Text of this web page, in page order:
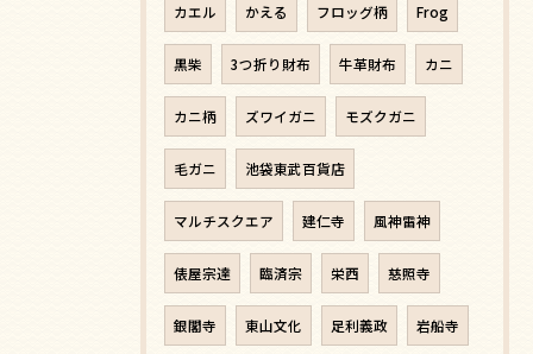
カエル かえる フロッグ柄 Frog
黒柴 3つ折り財布 牛革財布 カニ
カニ柄 ズワイガニ モズクガニ
毛ガニ 池袋東武百貨店
マルチスクエア 建仁寺 風神雷神
俵屋宗達 臨済宗 栄西 慈照寺
銀閣寺 東山文化 足利義政 岩船寺